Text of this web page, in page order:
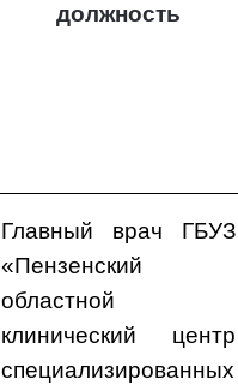
должность
Главный врач ГБУЗ
«Пензенский
областной
клинический центр
специализированных